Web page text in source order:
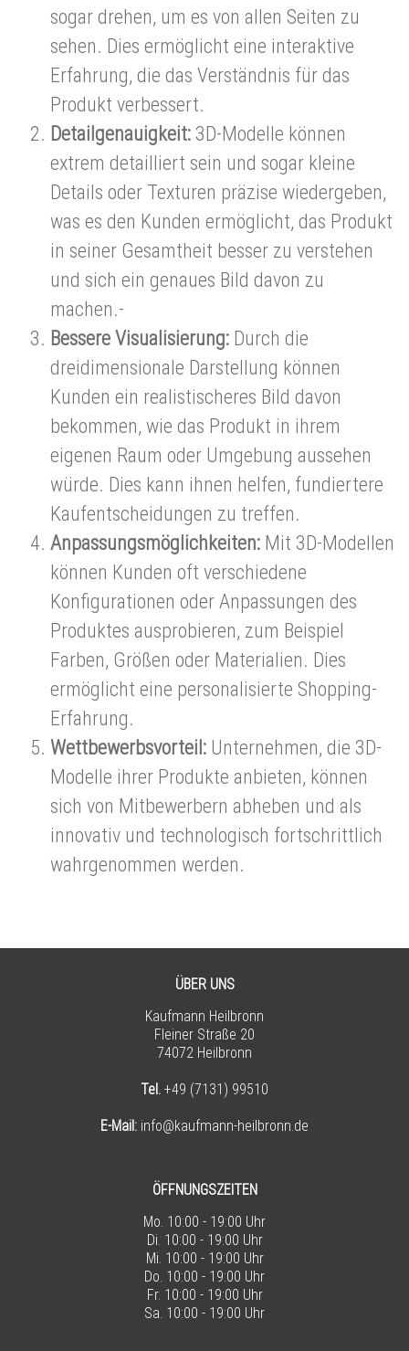
sogar drehen, um es von allen Seiten zu
sehen. Dies ermöglicht eine interaktive
Erfahrung, die das Verständnis für das
Produkt verbessert.
Detailgenauigkeit: 3D-Modelle können
extrem detailliert sein und sogar kleine
Details oder Texturen präzise wiedergeben,
was es den Kunden ermöglicht, das Produkt
in seiner Gesamtheit besser zu verstehen
und sich ein genaues Bild davon zu
machen.-
Bessere Visualisierung: Durch die
dreidimensionale Darstellung können
Kunden ein realistischeres Bild davon
bekommen, wie das Produkt in ihrem
eigenen Raum oder Umgebung aussehen
würde. Dies kann ihnen helfen, fundiertere
Kaufentscheidungen zu treffen.
Anpassungsmöglichkeiten: Mit 3D-Modellen
können Kunden oft verschiedene
Konfigurationen oder Anpassungen des
Produktes ausprobieren, zum Beispiel
Farben, Größen oder Materialien. Dies
ermöglicht eine personalisierte Shopping-
Erfahrung.
Wettbewerbsvorteil: Unternehmen, die 3D-
Modelle ihrer Produkte anbieten, können
sich von Mitbewerbern abheben und als
innovativ und technologisch fortschrittlich
wahrgenommen werden.
ÜBER UNS
Kaufmann Heilbronn
Fleiner Straße 20
74072 Heilbronn
Tel. +49 (7131) 99510
E-Mail: info@kaufmann-heilbronn.de
ÖFFNUNGSZEITEN
Mo. 10:00 - 19:00 Uhr
Di. 10:00 - 19:00 Uhr
Mi. 10:00 - 19:00 Uhr
Do. 10:00 - 19:00 Uhr
Fr. 10:00 - 19:00 Uhr
Sa. 10:00 - 19:00 Uhr